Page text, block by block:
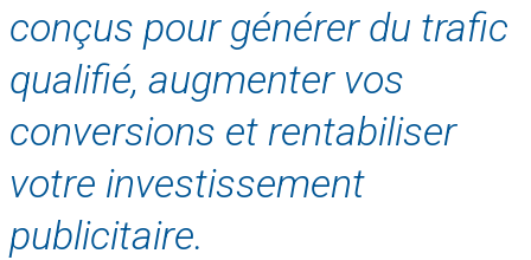
conçus pour générer du trafic
qualifié, augmenter vos
conversions et rentabiliser
votre investissement
publicitaire.